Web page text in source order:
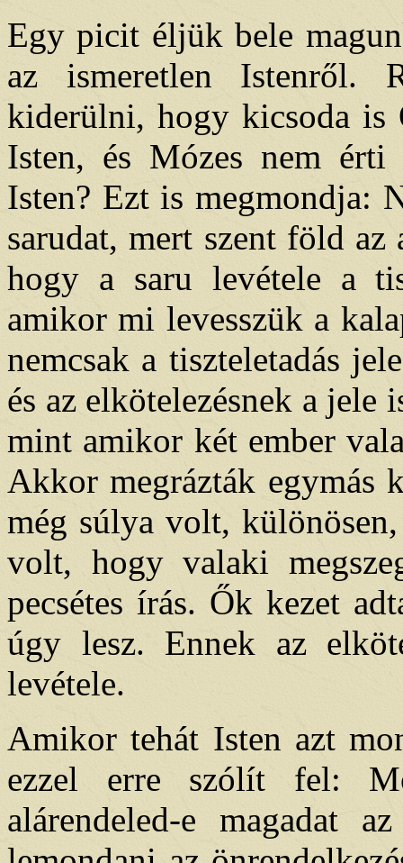
Egy picit éljük bele
az ismeretlen Istenről.
kiderülni, hogy kicsoda is
Isten, és Mózes nem
Isten? Ezt is megmondja:
sarudat, mert szent föld
hogy a saru levétele a
amikor mi levesszük a
nemcsak a tiszteletadás
és az elkötelezésnek a jele
mint amikor két ember
Akkor megrázták egymás
még súlya volt,
volt, hogy valaki
pecsétes írás. Ők kezet
úgy lesz. Ennek az
levétele.
Amikor tehát Isten azt
ezzel erre szólít fel:
alárendeled-e magadat